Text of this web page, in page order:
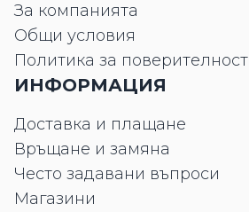
За компанията
Общи условия
Политика за поверителност
ИНФОРМАЦИЯ
Доставка и плащане
Връщане и замяна
Често задавани въпроси
Магазини